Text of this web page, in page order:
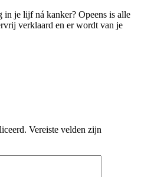
je lijf ná kanker? Opeens is alle
verklaard en er wordt van je
Vereiste velden zijn